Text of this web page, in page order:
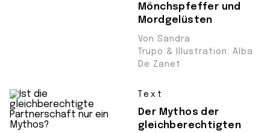
Mönchspfeffer und
Mordgelüsten
Von Sandra
Trupo & Illustration: Alba
De Zanet
Text
Der Mythos der
gleichberechtigten